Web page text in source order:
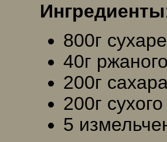
Ингредиенты
800г
40г
200г
200г
5